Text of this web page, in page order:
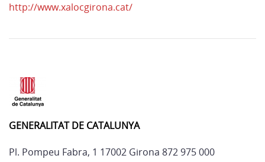
http://www.xalocgirona.cat/
GENERALITAT DE CATALUNYA
Pl. Pompeu Fabra, 1 17002 Girona 872 975 000